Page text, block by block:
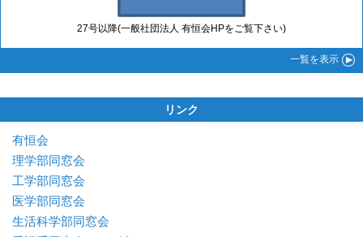
27号以降(一般社団法人 有恒会HPをご覧下さい)
一覧を表示
リンク
有恒会
理学部同窓会
工学部同窓会
医学部同窓会
生活科学部同窓会